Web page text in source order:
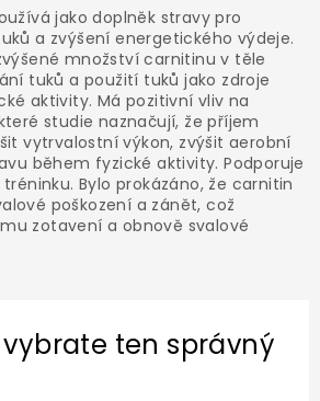
l
á
d
a
c
í
p
r
v
k
y
s
u
jako doplněk stravy pro
a zvýšení energetického výdeje.
množství carnitinu v těle
tuků a použití tuků jako zdroje
aktivity. Má pozitivní vliv na
studie naznačují, že příjem
vytrvalostní výkon, zvýšit aerobní
během fyzické aktivity. Podporuje
Bylo prokázáno, že carnitin
poškození a zánět, což
zotavení a obnově svalové
vybrate ten správný